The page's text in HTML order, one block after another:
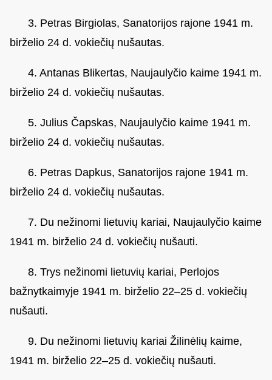
3. Petras Birgiolas, Sanatorijos rajone 1941 m.
birželio 24 d. vokiečių nušautas.
4. Antanas Blikertas, Naujaulyčio kaime 1941 m.
birželio 24 d. vokiečių nušautas.
5. Julius Čapskas, Naujaulyčio kaime 1941 m.
birželio 24 d. vokiečių nušautas.
6. Petras Dapkus, Sanatorijos rajone 1941 m.
birželio 24 d. vokiečių nušautas.
7. Du nežinomi lietuvių kariai, Naujaulyčio kaime
1941 m. birželio 24 d. vokiečių nušauti.
8. Trys nežinomi lietuvių kariai, Perlojos
bažnytkaimyje 1941 m. birželio 22–25 d. vokiečių
nušauti.
9. Du nežinomi lietuvių kariai Žilinėlių kaime,
1941 m. birželio 22–25 d. vokiečių nušauti.